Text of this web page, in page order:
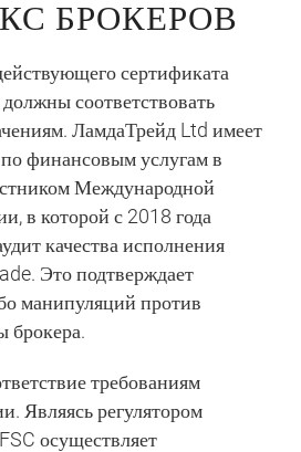
БРОКЕРОВ
сертификата
соответствовать
ЛамдаТрейд Ltd имеет
финансовым услугам в
Международной
в которой с 2018 года
качества исполнения
Это подтверждает
манипуляций против
брокера.
требованиям
Являясь регулятором
осуществляет